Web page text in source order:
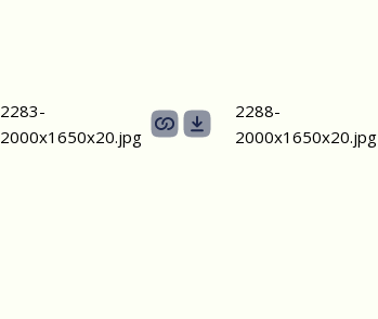
2283-
2000х1650х20.jpg
2288-
2000х1650х20.jpg